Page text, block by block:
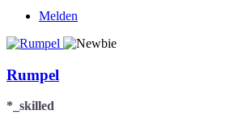
Melden
Rumpel
*_skilled